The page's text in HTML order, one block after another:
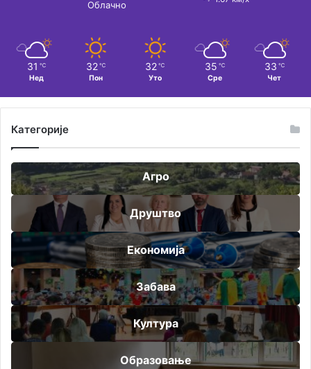
Облачно
31 ℃
Нед
32 ℃
Пон
32 ℃
Уто
35 ℃
Сре
33 ℃
Чет
Категорије
Агро
Друштво
Економија
Забава
Култура
Образовање